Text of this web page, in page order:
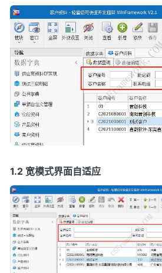
1.2 宽模式界面自适应